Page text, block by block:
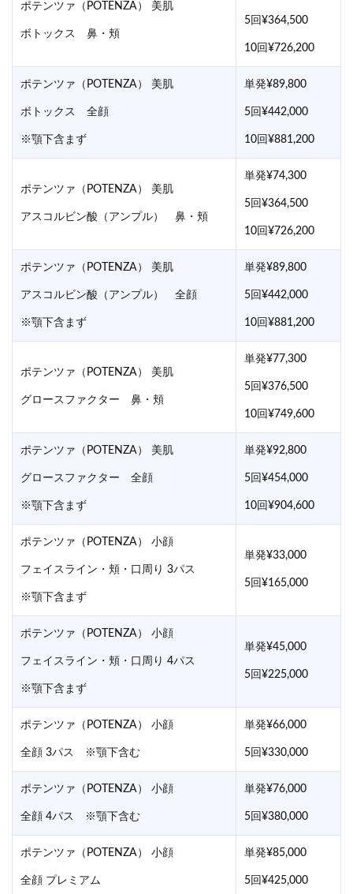
ポテンツァ（POTENZA） 美肌
ボトックス 鼻・頬
5回¥364,500
10回¥726,200
ポテンツァ（POTENZA） 美肌
ボトックス 全顔
※顎下含まず
単発¥89,800
5回¥442,000
10回¥881,200
ポテンツァ（POTENZA） 美肌
アスコルビン酸（アンプル） 鼻・頬
単発¥74,300
5回¥364,500
10回¥726,200
ポテンツァ（POTENZA） 美肌
アスコルビン酸（アンプル） 全顔
※顎下含まず
単発¥89,800
5回¥442,000
10回¥881,200
ポテンツァ（POTENZA） 美肌
グロースファクター 鼻・頬
単発¥77,300
5回¥376,500
10回¥749,600
ポテンツァ（POTENZA） 美肌
グロースファクター 全顔
※顎下含まず
単発¥92,800
5回¥454,000
10回¥904,600
ポテンツァ（POTENZA） 小顔
フェイスライン・頬・口周り 3パス
※顎下含まず
単発¥33,000
5回¥165,000
ポテンツァ（POTENZA） 小顔
フェイスライン・頬・口周り 4パス
※顎下含まず
単発¥45,000
5回¥225,000
ポテンツァ（POTENZA） 小顔
全顔 3パス ※顎下含む
単発¥66,000
5回¥330,000
ポテンツァ（POTENZA） 小顔
全顔 4パス ※顎下含む
単発¥76,000
5回¥380,000
ポテンツァ（POTENZA） 小顔
全顔 プレミアム
単発¥85,000
5回¥425,000